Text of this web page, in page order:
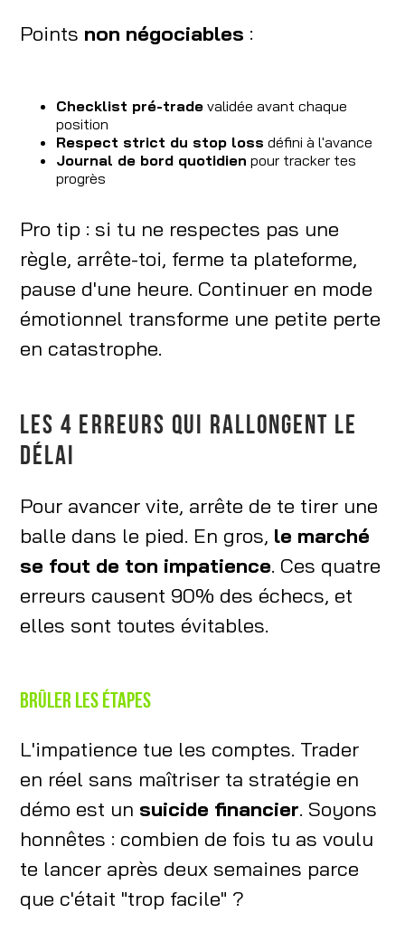
Points non négociables :
Checklist pré-trade validée avant chaque
position
Respect strict du stop loss défini à l'avance
Journal de bord quotidien pour tracker tes
progrès
Pro tip : si tu ne respectes pas une
règle, arrête-toi, ferme ta plateforme,
pause d'une heure. Continuer en mode
émotionnel transforme une petite perte
en catastrophe.
LES 4 ERREURS QUI RALLONGENT LE
DÉLAI
Pour avancer vite, arrête de te tirer une
balle dans le pied. En gros, le marché
se fout de ton impatience. Ces quatre
erreurs causent 90% des échecs, et
elles sont toutes évitables.
Brûler les étapes
L'impatience tue les comptes. Trader
en réel sans maîtriser ta stratégie en
démo est un suicide financier. Soyons
honnêtes : combien de fois tu as voulu
te lancer après deux semaines parce
que c'était "trop facile" ?